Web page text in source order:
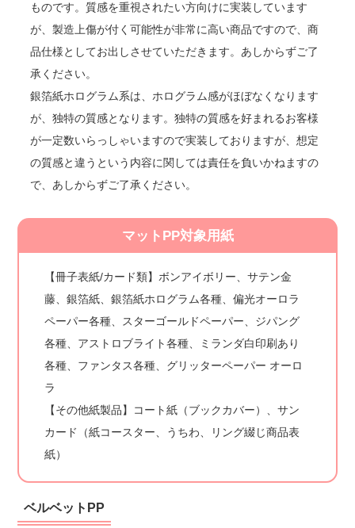
ものです。質感を重視されたい方向けに実装しています
が、製造上傷が付く可能性が非常に高い商品ですので、商
品仕様としてお出しさせていただきます。あしからずご了
承ください。
銀箔紙ホログラム系は、ホログラム感がほぼなくなります
が、独特の質感となります。独特の質感を好まれるお客様
が一定数いらっしゃいますので実装しておりますが、想定
の質感と違うという内容に関しては責任を負いかねますの
で、あしからずご了承ください。
マットPP対象用紙
【冊子表紙/カード類】ボンアイボリー、サテン金
藤、銀箔紙、銀箔紙ホログラム各種、偏光オーロラ
ペーパー各種、スターゴールドペーパー、ジパング
各種、アストロブライト各種、ミランダ白印刷あり
各種、ファンタス各種、グリッターペーパー オーロ
ラ
【その他紙製品】コート紙（ブックカバー）、サン
カード（紙コースター、うちわ、リング綴じ商品表
紙）
ベルベットPP